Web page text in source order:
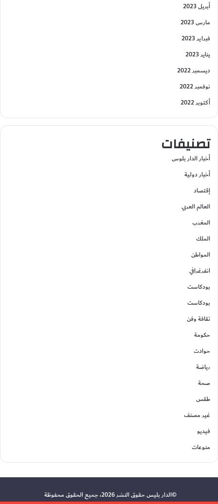
أبريل 2023
مارس 2023
فبراير 2023
يناير 2023
ديسمبر 2022
نوفمبر 2022
أكتوبر 2022
تصنيفات
أخبار الدار بلوس
أخبار دولية
إقتصاد
العالم العربي
المغرب
الملك
المواطن
انفرغرافي
بودكاست
بودكاست
ثقافة وفن
حكومة
حوادت
رياضة
صحة
طقس
غير مصنف
فيديو
منوعات
©الدار بليس حقوق النشر 2026، جميع الحقوق محفوظة